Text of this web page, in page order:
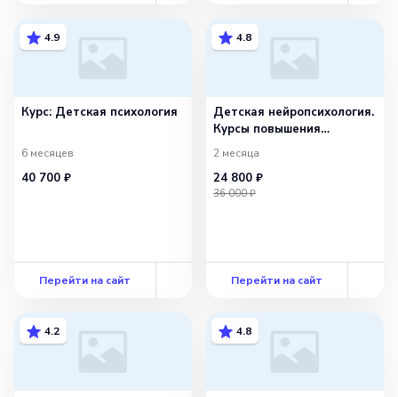
4.9
Курс: Детская психология
6 месяцев
40 700 ₽
Перейти на сайт
4.8
Детская нейропсихология.
Курсы повышения
квалификации
2 месяца
24 800 ₽
36 000 ₽
Перейти на сайт
4.2 4.8